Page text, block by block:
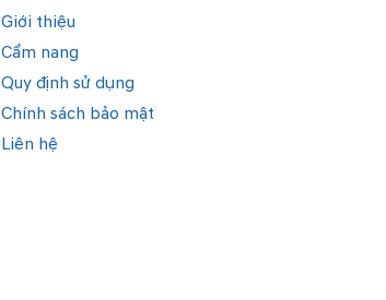
Giới thiệu
Cẩm nang
Quy định sử dụng
Chính sách bảo mật
Liên hệ